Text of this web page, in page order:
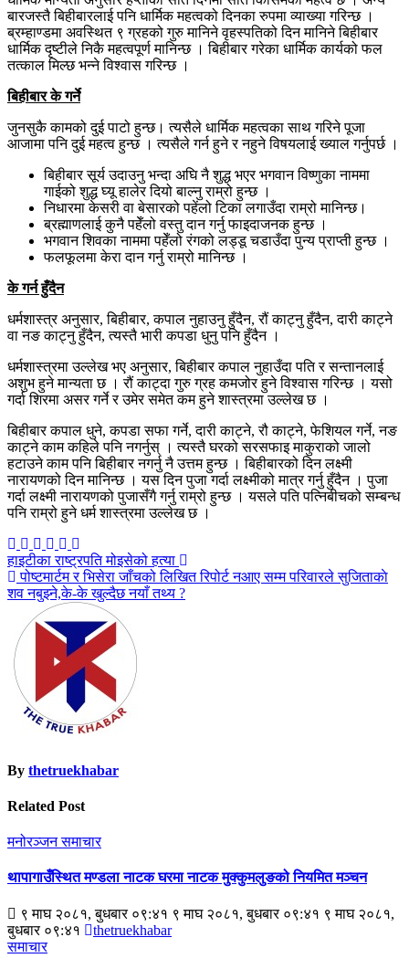
बारजस्तै बिहीबारलाई पनि धार्मिक महत्वको दिनका रुपमा व्याख्या गरिन्छ ।
ब्रम्हाण्डमा अवस्थित ९ ग्रहको गुरु मानिने वृहस्पतिको दिन मानिने बिहीबार
धार्मिक दृष्टीले निकै महत्वपूर्ण मानिन्छ । बिहीबार गरेका धार्मिक कार्यको फल
तत्काल मिल्छ भन्ने विश्वास गरिन्छ ।
बिहीबार के गर्ने
जुनसुकै कामको दुई पाटो हुन्छ। त्यसैले धार्मिक महत्वका साथ गरिने पूजा
आजामा पनि दुई महत्व हुन्छ । त्यसैले गर्न हुने र नहुने विषयलाई ख्याल गर्नुपर्छ ।
बिहीबार सूर्य उदाउनु भन्दा अघि नै शुद्ध भएर भगवान विष्णुका नाममा
गाईको शुद्ध घ्यू हालेर दियो बाल्नु राम्रो हुन्छ ।
निधारमा केसरी वा बेसारको पहेंलो टिका लगाउँदा राम्रो मानिन्छ।
ब्रह्माणलाई कुनै पहेँलो वस्तु दान गर्नु फाइदाजनक हुन्छ ।
भगवान शिवका नाममा पहेँलो रंगको लड्डू चडाउँदा पुन्य प्राप्ती हुन्छ ।
फलफूलमा केरा दान गर्नु राम्रो मानिन्छ ।
के गर्न हुँदैन
धर्मशास्त्र अनुसार, बिहीबार, कपाल नुहाउनु हुँदैन, रौं काट्नु हुँदैन, दारी काट्ने
वा नङ काट्नु हुँदैन, त्यस्तै भारी कपडा धुनु पनि हुँदैन ।
धर्मशास्त्रमा उल्लेख भए अनुसार, बिहीबार कपाल नुहाउँदा पति र सन्तानलाई
अशुभ हुने मान्यता छ । रौं काट्दा गुरु ग्रह कमजोर हुने विश्वास गरिन्छ । यसो
गर्दा शिरमा असर गर्ने र उमेर समेत कम हुने शास्त्रमा उल्लेख छ ।
बिहीबार कपाल धुने, कपडा सफा गर्ने, दारी काट्ने, रौ काट्ने, फेशियल गर्ने, नङ
काट्ने काम कहिले पनि नगर्नुस् । त्यस्तै घरको सरसफाइ माकुराको जालो
हटाउने काम पनि बिहीबार नगर्नु नै उत्तम हुन्छ । बिहीबारको दिन लक्ष्मी
नारायणको दिन मानिन्छ । यस दिन पुजा गर्दा लक्ष्मीको मात्र गर्नु हुँदैन । पुजा
गर्दा लक्ष्मी नारायणको पुजासँगै गर्नु राम्रो हुन्छ । यसले पति पत्निबीचको सम्बन्ध
पनि राम्रो हुने धर्म शास्त्रमा उल्लेख छ ।
Post
navigation
हाइटीका राष्ट्रपति मोइसेको हत्या
पोष्टमार्टम र भिसेरा जाँचको लिखित रिपोर्ट नआए सम्म परिवारले सुजिताकाे
शव नबुझ्ने,के-के खुल्दैछ नयाँ तथ्य ?
By thetruekhabar
Related Post
मनोरञ्जनसमाचार
थापागाउँस्थित मण्डला नाटक घरमा नाटक मुक्कुमलुङको नियमित मञ्चन
९ माघ २०८१, बुधबार ०९:४१ ९ माघ २०८१, बुधबार ०९:४१ ९ माघ २०८१,
बुधबार ०९:४१
thetruekhabar
समाचार